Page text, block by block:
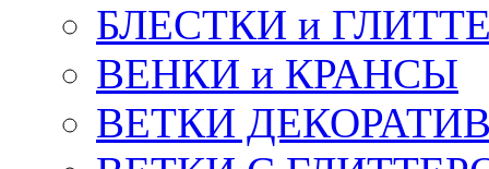
БЛЕСТКИ и
ВЕНКИ и КРАНСЫ
ВЕТКИ